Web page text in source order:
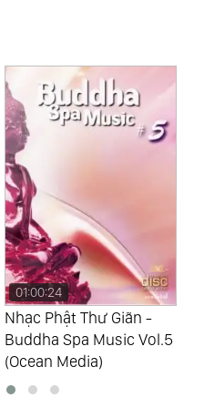
01:00:24
Nhạc Phật Thư Giãn -
Buddha Spa Music Vol.5
(Ocean Media)